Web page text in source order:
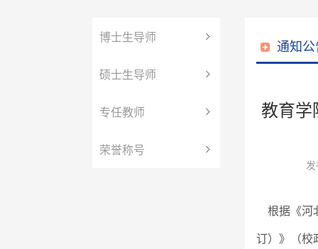
博士生导师
硕士生导师
专任教师
荣誉称号
通知
教育
根据《河
订）》（校